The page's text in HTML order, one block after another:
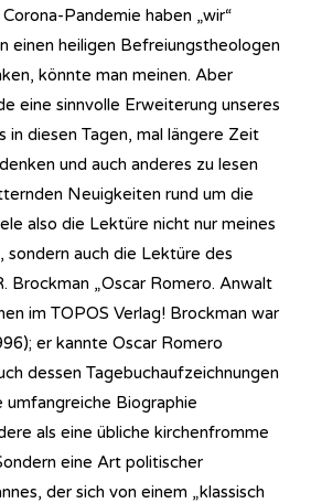
Pandemie haben „wir“
einen heiligen Befreiungstheologen
könnte man meinen. Aber
eine sinnvolle Erweiterung unseres
in diesen Tagen, mal längere Zeit
und auch anderes zu lesen
Neuigkeiten rund um die
also die Lektüre nicht nur meines
sondern auch die Lektüre des
Brockman „Oscar Romero. Anwalt
im TOPOS Verlag! Brockman war
er kannte Oscar Romero
dessen Tagebuchaufzeichnungen
umfangreiche Biographie
als eine übliche kirchenfromme
eine Art politischer
der sich von einem „klassisch